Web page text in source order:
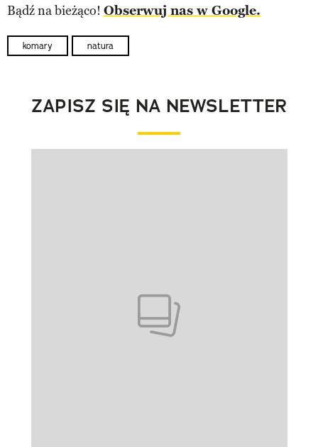
Bądź na bieżąco! Obserwuj nas w Google.
komary natura
ZAPISZ SIĘ NA NEWSLETTER